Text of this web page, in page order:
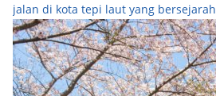
jalan di kota tepi laut yang bersejarah